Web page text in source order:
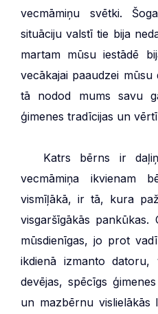
vecmāmiņu svētki.
situāciju valstī tie bija
martam mūsu iestādē
vecākajai paaudzei
tā nodod mums savu
ģimenes tradīcijas un
Katrs bērns ir
vecmāmiņa
vismīļākā, ir tā, kura
visgaršīgākās
mūsdienīgas, jo prot
ikdienā izmanto
devējas, spēcīgs
un mazbērnu vislielākās